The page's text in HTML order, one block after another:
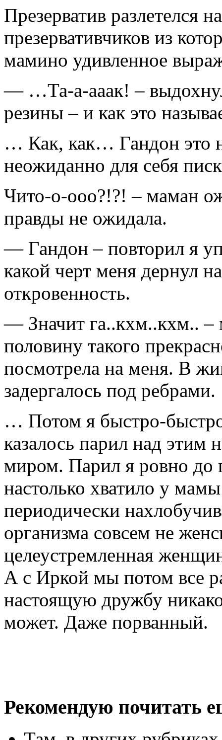
Презерватив разлетелся
презервативчиков из
мамино удивленное
— …Та-а-ааак! –
резины – и как это
… Как, как… Гандон это
неожиданно для себя
Чито-о-ооо?!?! – маман
правды не ожидала.
— Гандон – повторил я
какой черт меня дернул
откровенность.
— Значит га..кхм..кхм.. –
половину такого
посмотрела на меня. В
задергалось под ребрами.
… Потом я быстро-
казалось парил над этим
миром. Парил я ровно до
настолько хватило у
периодически
организма совсем не
целеустремленная
А с Иркой мы потом все
настоящую дружбу
может. Даже порванный.
Рекомендую почитать